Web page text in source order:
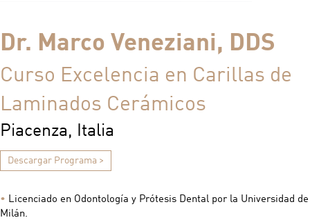
Dr. Marco Veneziani, DDS
Curso Excelencia en Carillas de
Laminados Cerámicos
Piacenza, Italia
Descargar Programa >
• Licenciado en Odontología y Prótesis Dental por la Universidad de
Milán.